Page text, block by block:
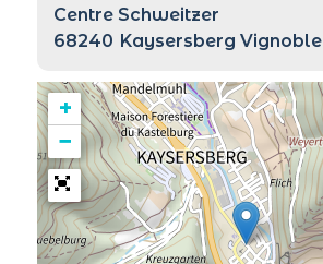
Centre Schweitzer
68240 Kaysersberg Vignoble
+
−